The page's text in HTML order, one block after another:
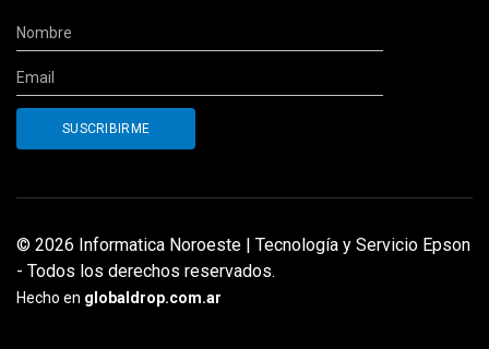
© 2026 Informatica Noroeste | Tecnología y Servicio Epson
- Todos los derechos reservados.
Hecho en globaldrop.com.ar